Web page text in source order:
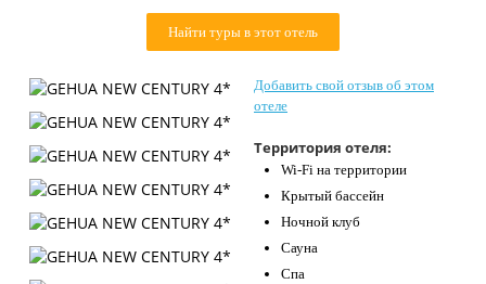
Найти туры в этот отель
Добавить свой отзыв об этом
отеле
Территория отеля:
Wi-Fi на территории
Крытый бассейн
Ночной клуб
Сауна
Спа